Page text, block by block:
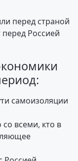
перед страной
Россией
самоизоляции
всеми, кто в